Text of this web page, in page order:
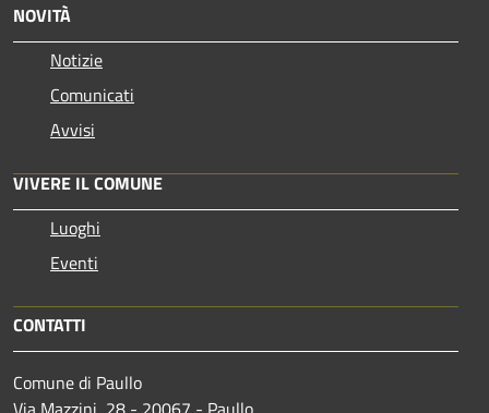
NOVITÀ
Notizie
Comunicati
Avvisi
VIVERE IL COMUNE
Luoghi
Eventi
CONTATTI
Comune di Paullo